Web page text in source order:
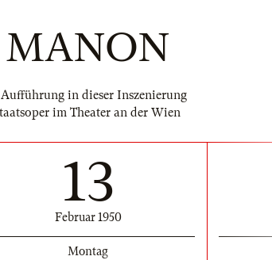
MANON
in dieser Inszenierung
im Theater an der Wien
13
Februar 1950
Montag